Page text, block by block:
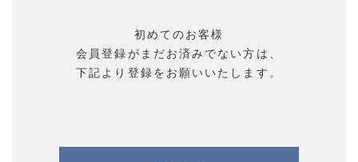
初めてのお客様
会員登録がまだお済みでない方は、
下記より登録をお願いいたします。